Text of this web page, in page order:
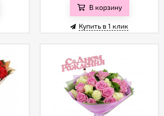
В корзину
Купить в 1 клик